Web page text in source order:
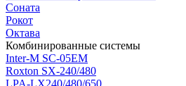
Соната
Рокот
Октава
Комбинированные системы
Inter-M SC-05EM
Roxton SX-240/480
LPA-LX240/480/650